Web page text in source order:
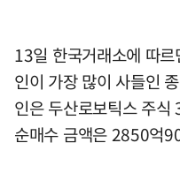
13일 한국거래소에 따
인이 가장 많이 사들인
인은 두산로보틱스 주
순매수 금액은 2850억